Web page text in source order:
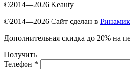
©2014—2026 Keauty
©2014—2026 Сайт сделан в
Дополнительная скидка до 20% на
Получить
Телефон *